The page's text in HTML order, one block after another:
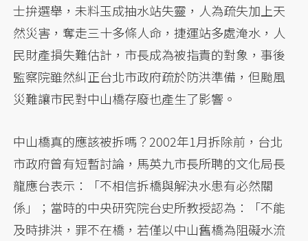
士拚選舉，未料玉成抽水站失靈，人為疏失加上天
然災害，奪走三十多條人命，捷運站多處淹水，人
民財產損失難估計，市長成為被指責的對象，事後
監察院雖然糾正台北市政府疏於防洪準備，但颱風
災難讓市民對中山橋存廢也產生了影響。
中山橋真的應該被拆嗎？2002年1月拆除前，台北
市政府曾有短暫討論，馬英九市長所聘的文化局長
龍應台表示：「不相信拆橋與解決水患有必然關
係」；當時的中央研究院台史所教授認為：「不能
及時排洪，罪不在橋，若僅以中山舊橋為阻礙水流